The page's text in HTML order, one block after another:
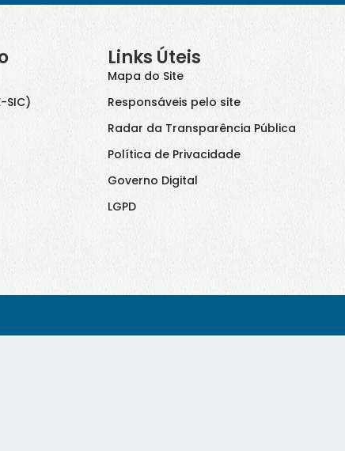
SIC)
Links Úteis
Mapa do Site
Responsáveis pelo site
Radar da Transparência Pública
Política de Privacidade
Governo Digital
LGPD